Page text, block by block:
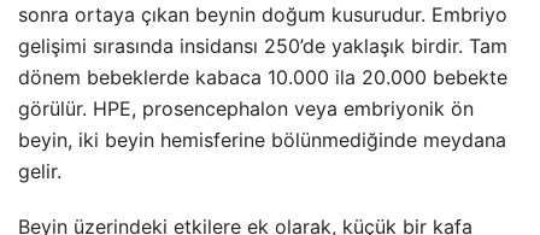
sonra ortaya çıkan beynin doğum kusurudur. Embriyo
gelişimi sırasında insidansı 250’de yaklaşık birdir. Tam
dönem bebeklerde kabaca 10.000 ila 20.000 bebekte
görülür. HPE, prosencephalon veya embriyonik ön
beyin, iki beyin hemisferine bölünmediğinde meydana
gelir.
Beyin üzerindeki etkilere ek olarak, küçük bir kafa